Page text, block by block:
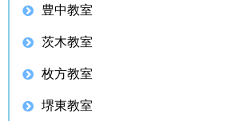
豊中教室
茨木教室
枚方教室
堺東教室